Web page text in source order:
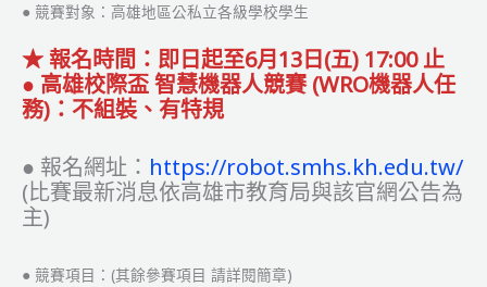
● 競賽對象：高雄地區公私立各級學校學生
★ 報名時間：即日起至6月13日(五) 17:00 止
● 高雄校際盃 智慧機器人競賽 (WRO機器人任
務)：不組裝、有特規
● 報名網址： https://robot.smhs.kh.edu.tw/
(比賽最新消息依高雄市教育局與該官網公告為
主)
● 競賽項目：(其餘參賽項目 請詳閱簡章)